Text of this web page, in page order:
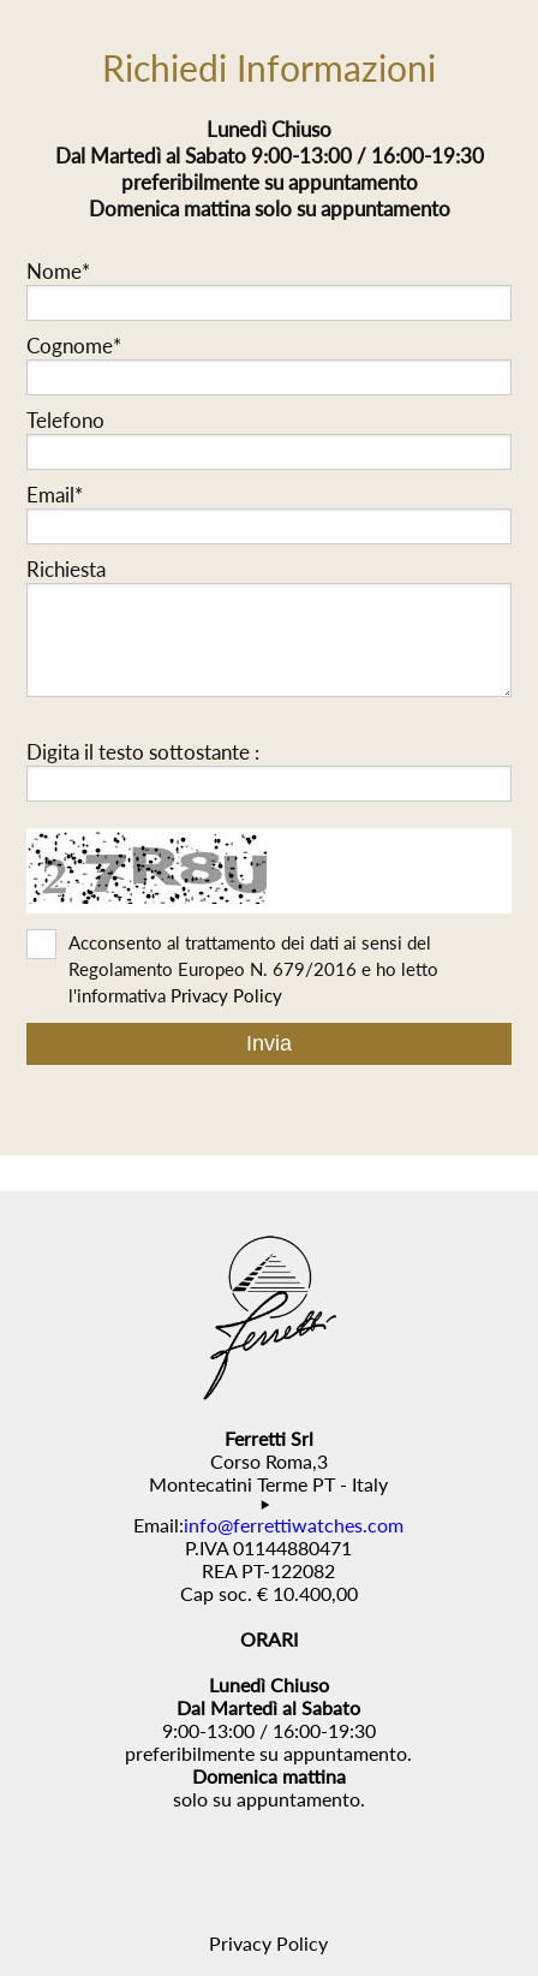
Richiedi Informazioni
Lunedì Chiuso
Dal Martedì al Sabato 9:00-13:00 / 16:00-19:30
preferibilmente su appuntamento
Domenica mattina solo su appuntamento
Nome*
Cognome*
Telefono
Email*
Richiesta
Digita il testo sottostante :
Acconsento al trattamento dei dati ai sensi del
Regolamento Europeo N. 679/2016 e ho letto
l'informativa Privacy Policy
Ferretti Srl
Corso Roma,3
Montecatini Terme PT - Italy
Email:info@ferrettiwatches.com
P.IVA 01144880471
REA PT-122082
Cap soc. € 10.400,00
ORARI
Lunedì Chiuso
Dal Martedì al Sabato
9:00-13:00 / 16:00-19:30
preferibilmente su appuntamento.
Domenica mattina
solo su appuntamento.
Privacy Policy